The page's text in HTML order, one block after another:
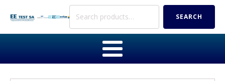
Search
SEARCH